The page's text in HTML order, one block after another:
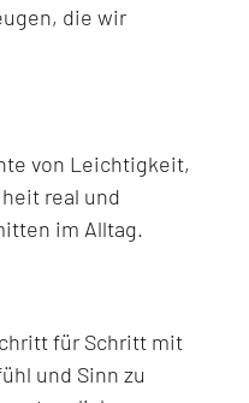
die wir
von Leichtigkeit,
real und
im Alltag.
für Schritt mit
und Sinn zu